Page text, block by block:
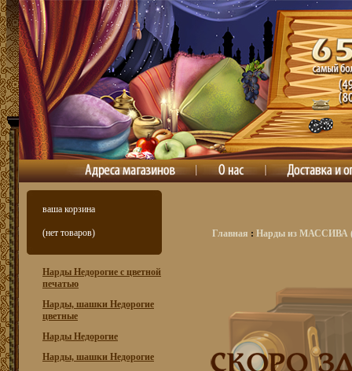
ваша корзина
(нет товаров)
Нарды Недорогие с цветной
печатью
Нарды, шашки Недорогие
цветные
Нарды Недорогие
Нарды, шашки Недорогие
Главная : Нарды из МАССИВА